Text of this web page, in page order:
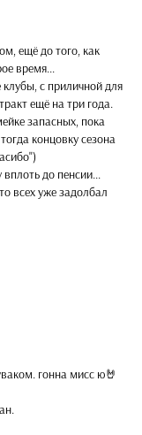
ещё до того, как
время...
с приличной для
ещё на три года.
запасных, пока
концовку сезона
до пенсии...
всех уже задолбал
гонна мисс ю🤘